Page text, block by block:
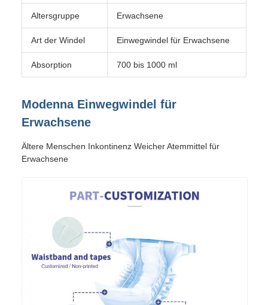
Altersgruppe Erwachsene
Art der Windel Einwegwindel für Erwachsene
Absorption 700 bis 1000 ml
Modenna Einwegwindel für
Erwachsene
Ältere Menschen Inkontinenz Weicher Atemmittel für
Erwachsene